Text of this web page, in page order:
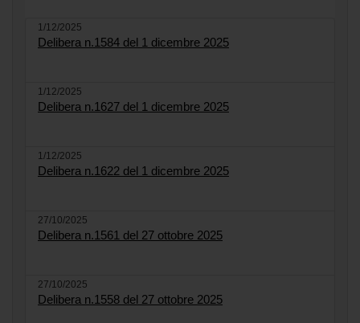
1/12/2025
Delibera n.1584 del 1 dicembre 2025
1/12/2025
Delibera n.1627 del 1 dicembre 2025
1/12/2025
Delibera n.1622 del 1 dicembre 2025
27/10/2025
Delibera n.1561 del 27 ottobre 2025
27/10/2025
Delibera n.1558 del 27 ottobre 2025